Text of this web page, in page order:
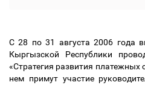
С 28 по 31 августа 2006 года
Кыргызской Республики
«Стратегия развития платежных
нем примут участие